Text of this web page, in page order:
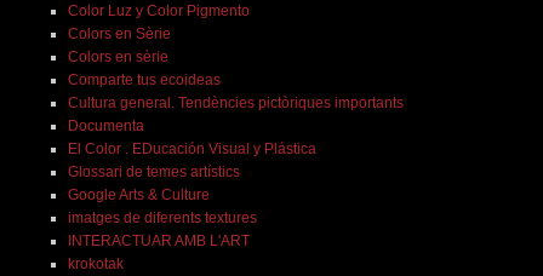
Color Luz y Color Pigmento
Colors en Sèrie
Colors en sèrie
Comparte tus ecoideas
Cultura general. Tendències pictòriques importants
Documenta
El Color . EDucación Visual y Plástica
Glossari de temes artístics
Google Arts & Culture
imatges de diferents textures
INTERACTUAR AMB L'ART
krokotak